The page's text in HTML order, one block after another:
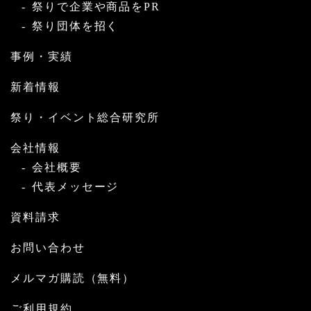
祭りで企業や商品をPR
祭り団体を招く
事例・実績
新着情報
祭り・イベント総合研究所
会社情報
会社概要
代表メッセージ
資料請求
お問い合わせ
メルマガ購読（無料）